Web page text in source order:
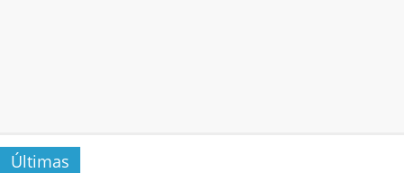
Últimas